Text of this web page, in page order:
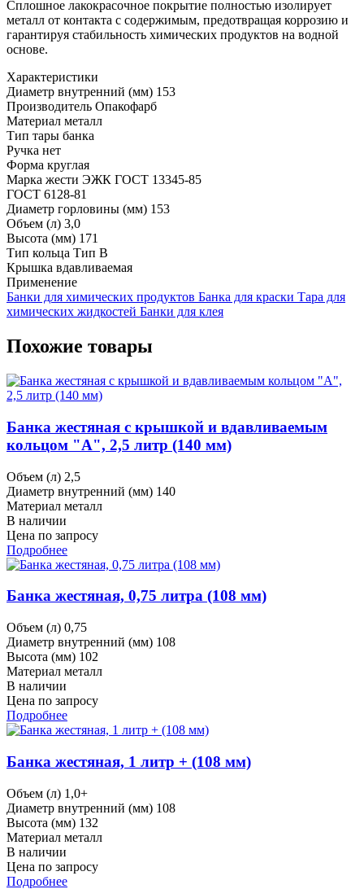
Сплошное лакокрасочное покрытие полностью изолирует
металл от контакта с содержимым, предотвращая коррозию и
гарантируя стабильность химических продуктов на водной
основе.
Характеристики
Диаметр внутренний (мм) 153
Производитель Опакофарб
Материал металл
Тип тары банка
Ручка нет
Форма круглая
Марка жести ЭЖК ГОСТ 13345-85
ГОСТ 6128-81
Диаметр горловины (мм) 153
Объем (л) 3,0
Высота (мм) 171
Тип кольца Тип В
Крышка вдавливаемая
Применение
Банки для химических продуктов Банка для краски Тара для
химических жидкостей Банки для клея
Похожие товары
Банка жестяная с крышкой и вдавливаемым
кольцом "А", 2,5 литр (140 мм)
Объем (л) 2,5
Диаметр внутренний (мм) 140
Материал металл
В наличии
Цена по запросу
Подробнее
Банка жестяная, 0,75 литра (108 мм)
Объем (л) 0,75
Диаметр внутренний (мм) 108
Высота (мм) 102
Материал металл
В наличии
Цена по запросу
Подробнее
Банка жестяная, 1 литр + (108 мм)
Объем (л) 1,0+
Диаметр внутренний (мм) 108
Высота (мм) 132
Материал металл
В наличии
Цена по запросу
Подробнее